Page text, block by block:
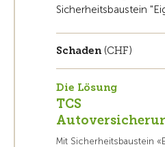
Sicherheitsbaustein
Schaden(CHF)
Die Lösung
TCS
Mit Sicherheitsbaustein